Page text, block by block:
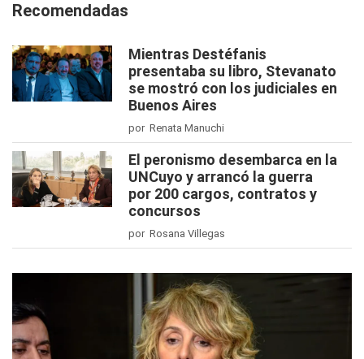
Recomendadas
Mientras Destéfanis
presentaba su libro, Stevanato
se mostró con los judiciales en
Buenos Aires
por Renata Manuchi
El peronismo desembarca en la
UNCuyo y arrancó la guerra
por 200 cargos, contratos y
concursos
por Rosana Villegas